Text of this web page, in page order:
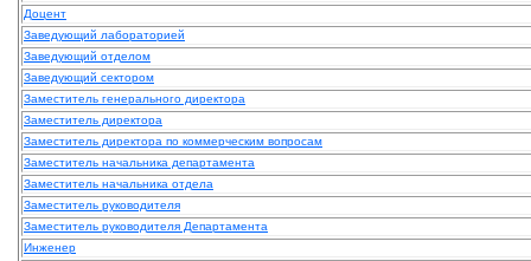
Доцент
Заведующий лабораторией
Заведующий отделом
Заведующий сектором
Заместитель генерального директора
Заместитель директора
Заместитель директора по коммерческим вопросам
Заместитель начальника департамента
Заместитель начальника отдела
Заместитель руководителя
Заместитель руководителя Департамента
Инженер